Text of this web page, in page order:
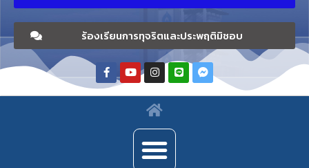
ร้องเรียนการทุจริตและประพฤติมิชอบ